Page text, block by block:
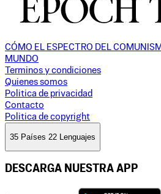
CÓMO EL ESPECTRO DEL
MUNDO
Terminos y condiciones
Quienes somos
Politica de privacidad
Contacto
Politica de copyright
35 Países 22 Lenguajes
DESCARGA NUESTRA APP